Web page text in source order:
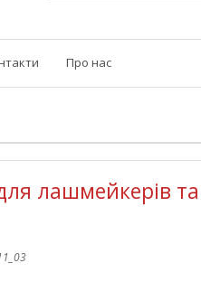
Про нас
лашмейкерів та